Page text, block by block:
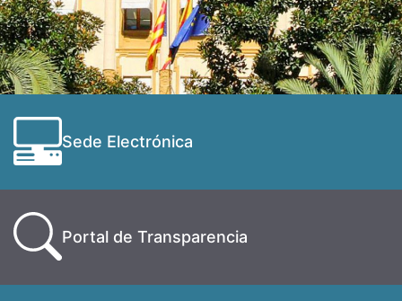
Sede Electrónica
Portal de Transparencia